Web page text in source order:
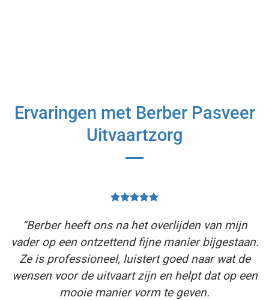
Ervaringen met Berber Pasveer
Uitvaartzorg
“Berber heeft ons na het overlijden van mijn
vader op een ontzettend fijne manier bijgestaan.
Ze is professioneel, luistert goed naar wat de
wensen voor de uitvaart zijn en helpt dat op een
mooie manier vorm te geven.